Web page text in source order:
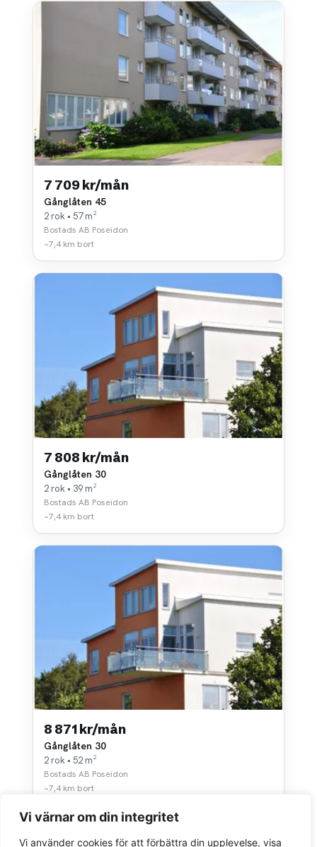
Vi värnar om din integritet
Vi använder cookies för att förbättra din upplevelse, visa
7 709 kr/mån
Gånglåten 45
2 rok • 57 m²
Bostads AB Poseidon
~7,4 km bort
7 808 kr/mån
Gånglåten 30
2 rok • 39 m²
Bostads AB Poseidon
~7,4 km bort
8 871 kr/mån
Gånglåten 30
2 rok • 52 m²
Bostads AB Poseidon
~7,4 km bort